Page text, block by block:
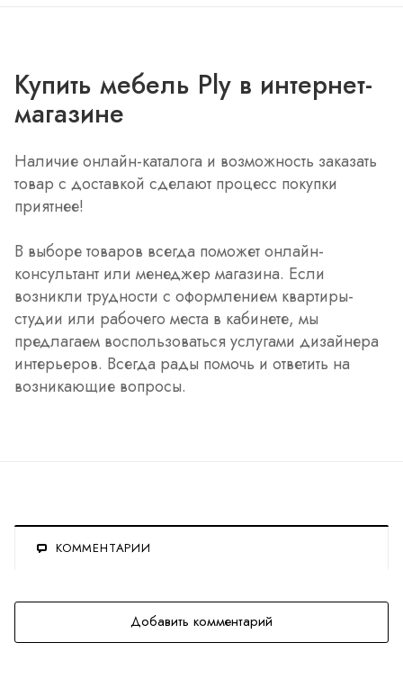
Купить мебель Ply в интернет-
магазине
Наличие онлайн-каталога и возможность заказать
товар с доставкой сделают процесс покупки
приятнее!
В выборе товаров всегда поможет онлайн-
консультант или менеджер магазина. Если
возникли трудности с оформлением квартиры-
студии или рабочего места в кабинете, мы
предлагаем воспользоваться услугами дизайнера
интерьеров. Всегда рады помочь и ответить на
возникающие вопросы.
КОММЕНТАРИИ
Добавить комментарий